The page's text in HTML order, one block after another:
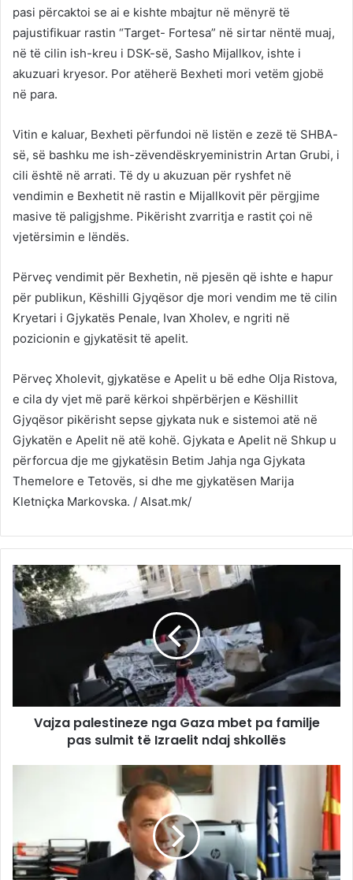
pasi përcaktoi se ai e kishte mbajtur në mënyrë të
pajustifikuar rastin “Target- Fortesa” në sirtar nëntë muaj,
në të cilin ish-kreu i DSK-së, Sasho Mijallkov, ishte i
akuzuari kryesor. Por atëherë Bexheti mori vetëm gjobë
në para.
Vitin e kaluar, Bexheti përfundoi në listën e zezë të SHBA-
së, së bashku me ish-zëvendëskryeministrin Artan Grubi, i
cili është në arrati. Të dy u akuzuan për ryshfet në
vendimin e Bexhetit në rastin e Mijallkovit për përgjime
masive të paligjshme. Pikërisht zvarritja e rastit çoi në
vjetërsimin e lëndës.
Përveç vendimit për Bexhetin, në pjesën që ishte e hapur
për publikun, Këshilli Gjyqësor dje mori vendim me të cilin
Kryetari i Gjykatës Penale, Ivan Xholev, e ngriti në
pozicionin e gjykatësit të apelit.
Përveç Xholevit, gjykatëse e Apelit u bë edhe Olja Ristova,
e cila dy vjet më parë kërkoi shpërbërjen e Këshillit
Gjyqësor pikërisht sepse gjykata nuk e sistemoi atë në
Gjykatën e Apelit në atë kohë. Gjykata e Apelit në Shkup u
përforcua dje me gjykatësin Betim Jahja nga Gjykata
Themelore e Tetovës, si dhe me gjykatësen Marija
Kletniçka Markovska. / Alsat.mk/
Vajza palestineze nga Gaza mbet pa familje
pas sulmit të Izraelit ndaj shkollës